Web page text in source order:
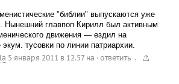
"библии" выпускаются уже
Нынешний главпоп Кирилл был активным
движения — ездил на
тусовки по линии патриархии.
5 января 2011 в 12.57на · ответить .